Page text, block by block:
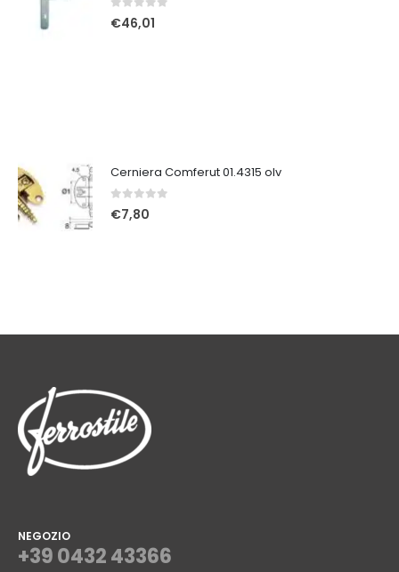
Su 5
€46,01
Cerniera Comferut 01.4315 olv
Su 5
€7,80
NEGOZIO
+39 0432 43366